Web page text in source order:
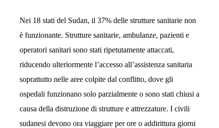
Nei 18 stati del Sudan, il 37% delle strutture sanitarie non
è funzionante. Strutture sanitarie, ambulanze, pazienti e
operatori sanitari sono stati ripetutamente attaccati,
riducendo ulteriormente l’accesso all’assistenza sanitaria
soprattutto nelle aree colpite dal conflitto, dove gli
ospedali funzionano solo parzialmente o sono stati chiusi a
causa della distruzione di strutture e attrezzature. I civili
sudanesi devono ora viaggiare per ore o addirittura giorni